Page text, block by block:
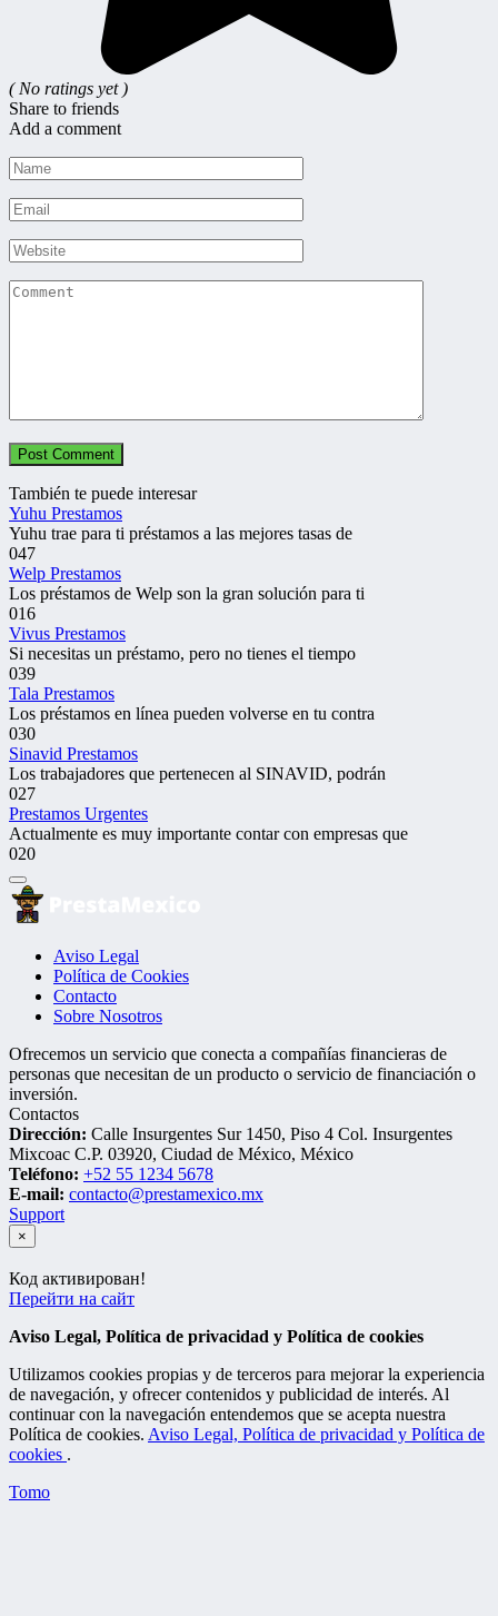
( No ratings yet )
Share to friends
Add a comment
Name
*
Email
*
Website
Comment
También te puede interesar
Yuhu Prestamos
Yuhu trae para ti préstamos a las mejores tasas de
047
Welp Prestamos
Los préstamos de Welp son la gran solución para ti
016
Vivus Prestamos
Si necesitas un préstamo, pero no tienes el tiempo
039
Tala Prestamos
Los préstamos en línea pueden volverse en tu contra
030
Sinavid Prestamos
Los trabajadores que pertenecen al SINAVID, podrán
027
Prestamos Urgentes
Actualmente es muy importante contar con empresas que
020
Aviso Legal
Política de Cookies
Contacto
Sobre Nosotros
Ofrecemos un servicio que conecta a compañías financieras de
personas que necesitan de un producto o servicio de financiación o
inversión.
Contactos
Dirección: Calle Insurgentes Sur 1450, Piso 4 Col. Insurgentes
Mixcoac C.P. 03920, Ciudad de México, México
Teléfono: +52 55 1234 5678
E-mail: contacto@prestamexico.mx
Support
×
Код активирован!
Перейти на сайт
Aviso Legal, Política de privacidad y Política de cookies
Utilizamos cookies propias y de terceros para mejorar la experiencia
de navegación, y ofrecer contenidos y publicidad de interés. Al
continuar con la navegación entendemos que se acepta nuestra
Política de cookies. Aviso Legal, Política de privacidad y Política de
cookies .
Tomo